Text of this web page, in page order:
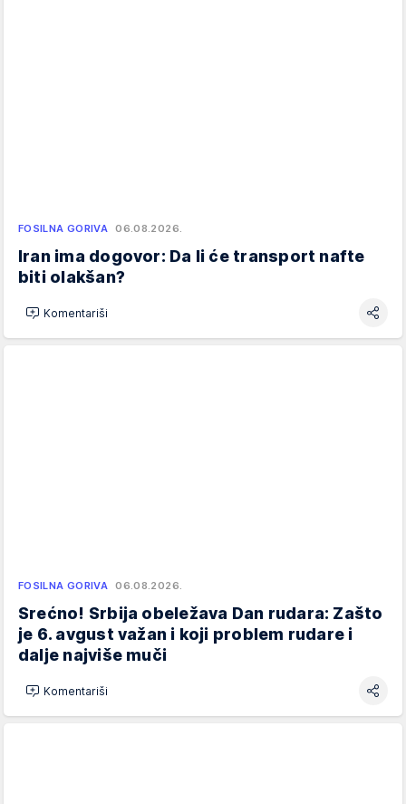
FOSILNA GORIVA 06.08.2026.
Iran ima dogovor: Da li će transport nafte
biti olakšan?
Komentariši
FOSILNA GORIVA 06.08.2026.
Srećno! Srbija obeležava Dan rudara: Zašto
je 6. avgust važan i koji problem rudare i
dalje najviše muči
Komentariši